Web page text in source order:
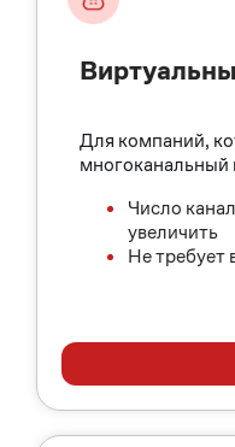
Для компаний,
многоканальный
Число
увеличить
Не требует